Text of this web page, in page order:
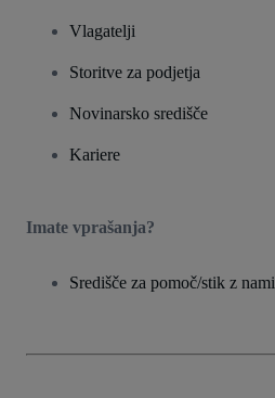
Vlagatelji
Storitve za podjetja
Novinarsko središče
Kariere
Imate vprašanja?
Središče za pomoč/stik z nami